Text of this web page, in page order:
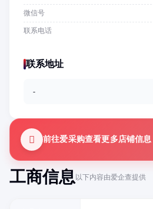
工商信息以下内容由爱企查提供
微信号
联系电话
联系地址
-
前往爱采购查看更多店铺信息